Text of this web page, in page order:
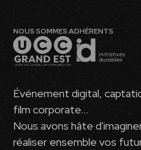
NOUS SOMMES ADHÉRENTS
Événement digital,
film corporate...
Nous avons hâte
réaliser ensemble vos